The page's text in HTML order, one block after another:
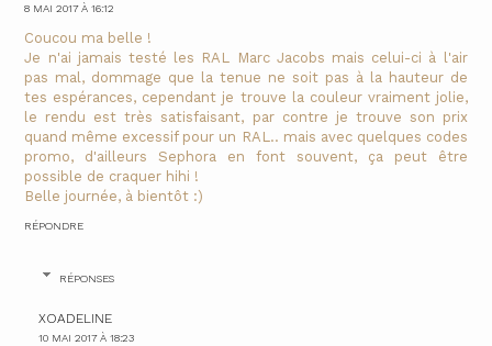
8 MAI 2017 À 16:12
Coucou ma belle !
Je n'ai jamais testé les RAL Marc Jacobs mais celui-ci à l'air
pas mal, dommage que la tenue ne soit pas à la hauteur de
tes espérances, cependant je trouve la couleur vraiment jolie,
le rendu est très satisfaisant, par contre je trouve son prix
quand même excessif pour un RAL.. mais avec quelques codes
promo, d'ailleurs Sephora en font souvent, ça peut être
possible de craquer hihi !
Belle journée, à bientôt :)
RÉPONDRE
RÉPONSES
XOADELINE
10 MAI 2017 À 18:23